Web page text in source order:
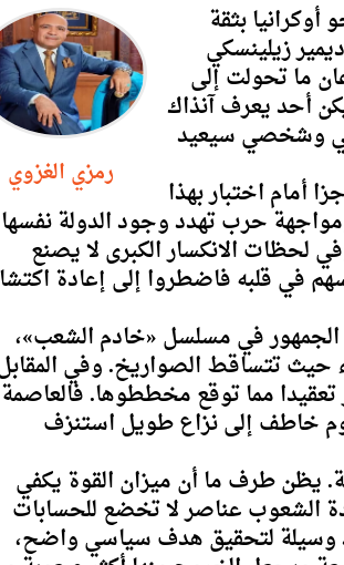
رمزي الغزوي
بثقة
زيلينسكي
ما تحولت إلى
أحد يعرف آنذاك
وشخصي سيعيد
أمام اختبار بهذا
حرب تهدد وجود الدولة
لحظات الانكسار الكبرى لا يصنع
في قلبه فاضطروا إلى إعادة
الجمهور في مسلسل «خادم الشعب»،
حيث تتساقط الصواريخ. وفي
مما توقع مخططوها. فالعاصمة
خاطف إلى نزاع طويل استنزف
يظن طرف ما أن ميزان القوة يكفي
الشعوب عناصر لا تخضع للحسابات
وسيلة لتحقيق هدف سياسي واضح،